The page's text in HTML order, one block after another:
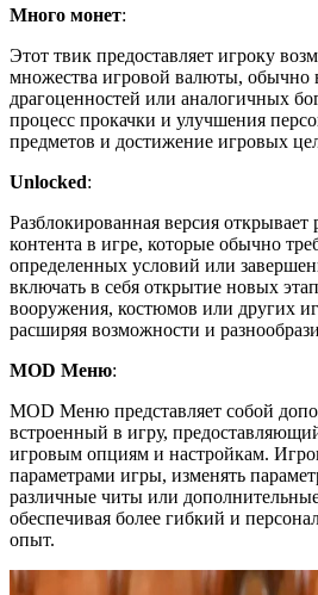
Много монет:
Этот твик предоставляет игроку
множества игровой валюты, обычно
драгоценностей или аналогичных
процесс прокачки и улучшения
предметов и достижение игровых
Unlocked:
Разблокированная версия
контента в игре, которые обычно
определенных условий или
включать в себя открытие новых
вооружения, костюмов или других
расширяя возможности и
MOD Меню:
MOD Меню представляет собой
встроенный в игру,
игровым опциям и настройкам.
параметрами игры, изменять
различные читы или
обеспечивая более гибкий и
опыт.